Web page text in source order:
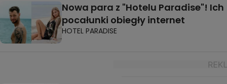
Nowa para z "Hotelu Paradise"! Ich
pocałunki obiegły internet
HOTEL PARADISE